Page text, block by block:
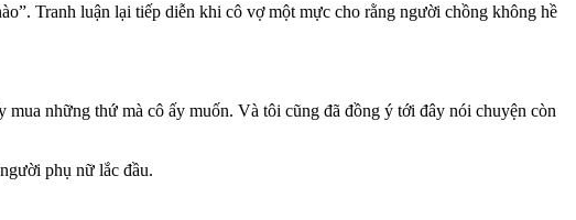
Tranh luận lại tiếp diễn khi cô vợ một mực cho rằng người chồng không hề
những thứ mà cô ấy muốn. Và tôi cũng đã đồng ý tới đây nói chuyện còn
phụ nữ lắc đầu.